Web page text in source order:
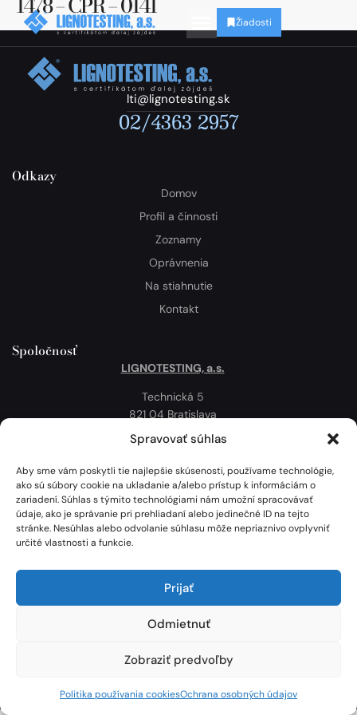
Spravovať súhlas
Aby sme vám poskytli tie najlepšie skúsenosti, používame technológie,
ako sú súbory cookie na ukladanie a/alebo prístup k informáciám o
zariadení. Súhlas s týmito technológiami nám umožní spracovávať
údaje, ako je správanie pri prehliadaní alebo jedinečné ID na tejto
stránke. Nesúhlas alebo odvolanie súhlasu môže nepriaznivo ovplyvniť
určité vlastnosti a funkcie.
Prijať
Odmietnuť
Zobraziť predvoľby
Politika používania cookiesOchrana osobných údajov
Žiadosti
lti@lignotesting.sk
02/4363 2957
Odkazy
Domov
Profil a činnosti
Zoznamy
Oprávnenia
Na stiahnutie
Kontakt
Spoločnosť
LIGNOTESTING, a.s.
Technická 5
821 04 Bratislava
Slovenská republika
Politika používania cookies
Mapa
Lignotesting, a. s. © 2024 | Všetky práva vyhradené. | Vytvoril: Marek Heinfarth.